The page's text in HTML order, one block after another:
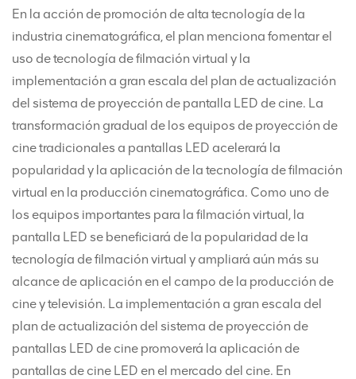
En la acción de promoción de alta tecnología de la
industria cinematográfica, el plan menciona fomentar el
uso de tecnología de filmación virtual y la
implementación a gran escala del plan de actualización
del sistema de proyección de pantalla LED de cine. La
transformación gradual de los equipos de proyección de
cine tradicionales a pantallas LED acelerará la
popularidad y la aplicación de la tecnología de filmación
virtual en la producción cinematográfica. Como uno de
los equipos importantes para la filmación virtual, la
pantalla LED se beneficiará de la popularidad de la
tecnología de filmación virtual y ampliará aún más su
alcance de aplicación en el campo de la producción de
cine y televisión. La implementación a gran escala del
plan de actualización del sistema de proyección de
pantallas LED de cine promoverá la aplicación de
pantallas de cine LED en el mercado del cine. En